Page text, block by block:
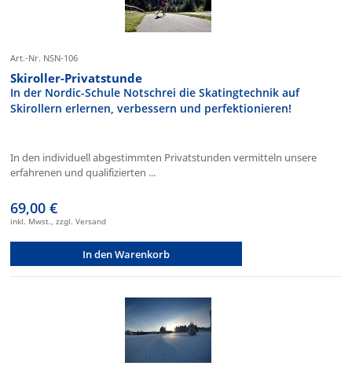
Art.-Nr. NSN-106
Skiroller-Privatstunde
In der Nordic-Schule Notschrei die Skatingtechnik auf
Skirollern erlernen, verbessern und perfektionieren!
In den individuell abgestimmten Privatstunden vermitteln unsere
erfahrenen und qualifizierten ...
69,00 €
inkl. Mwst., zzgl. Versand
In den Warenkorb